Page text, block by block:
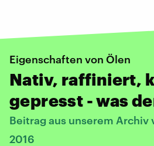
Eigenschaften von Ölen
Nativ, raffiniert,
gepresst - was
Beitrag aus unserem Archiv
2016